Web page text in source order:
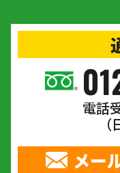
電話
メー